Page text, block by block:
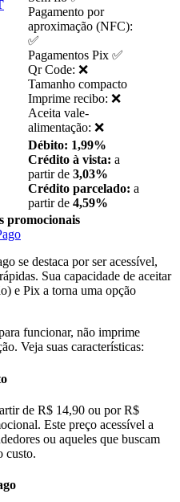
Pagamento por
aproximação (NFC):
✅
Pagamentos Pix ✅
Qr Code: ❌
Tamanho compacto
Imprime recibo: ❌
Aceita vale-
alimentação: ❌
Débito: 1,99%
Crédito à vista: a
partir de 3,03%
Crédito parcelado: a
partir de 4,59%
promocionais
se destaca por ser acessível,
Sua capacidade de aceitar
e Pix a torna uma opção
funcionar, não imprime
Veja suas características:
de R$ 14,90 ou por R$
Este preço acessível a
ou aqueles que buscam
custo.